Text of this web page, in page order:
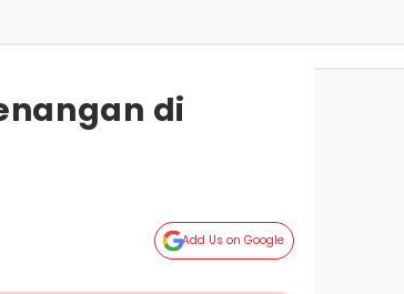
di
Add Us on Google